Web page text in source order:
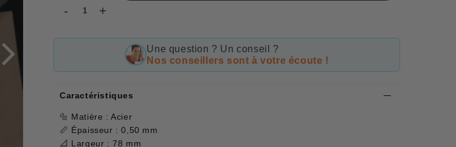
- +
Une question ? Un conseil ?
Nos conseillers sont à votre écoute !
Caractéristiques
🔩 Matière : Acier
📏 Épaisseur : 0,50 mm
📐 Largeur : 78 mm